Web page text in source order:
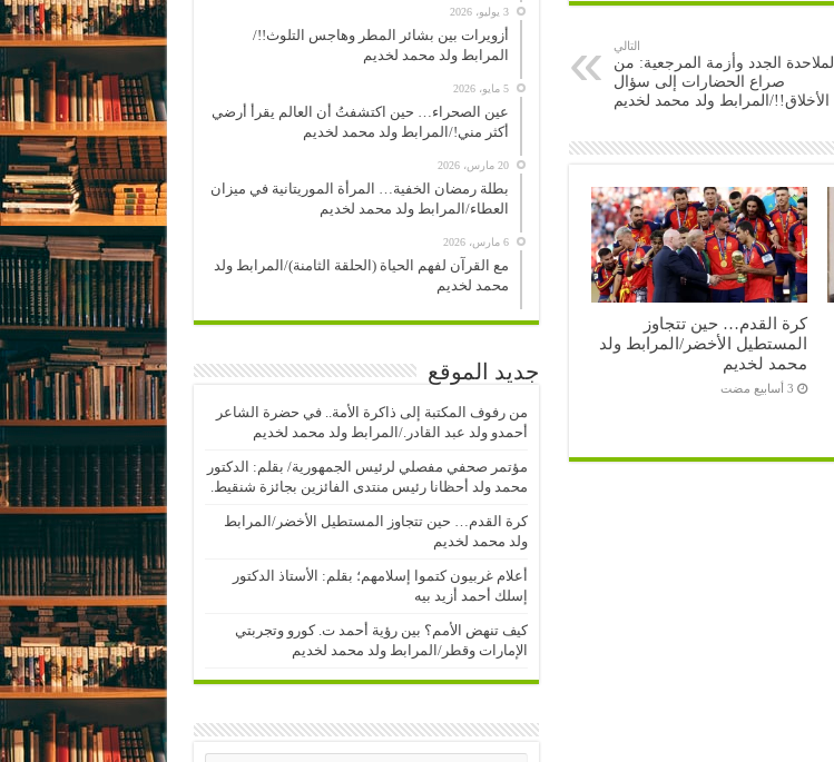
التالي
الملاحدة الجدد وأزمة المرجعية: من
صراع الحضارات إلى سؤال
الأخلاق!!/المرابط ولد محمد لخديم
كرة القدم… حين تتجاوز
المستطيل الأخضر/المرابط ولد
محمد لخديم
3 يوليو، 2026
أزويرات بين بشائر المطر وهاجس التلوث!!/
المرابط ولد محمد لخديم
5 مايو، 2026
عين الصحراء… حين اكتشفتُ أن العالم يقرأ أرضي
أكثر مني!/المرابط ولد محمد لخديم
20 مارس، 2026
بطلة رمضان الخفية… المرأة الموريتانية في ميزان
العطاء/المرابط ولد محمد لخديم
6 مارس، 2026
مع القرآن لفهم الحياة (الحلقة الثامنة)/المرابط ولد
محمد لخديم
جديد الموقع
من رفوف المكتبة إلى ذاكرة الأمة.. في حضرة الشاعر
أحمدو ولد عبد القادر./المرابط ولد محمد لخديم
مؤتمر صحفي مفصلي لرئيس الجمهورية/ بقلم: الدكتور
محمد ولد أحظانا رئيس منتدى الفائزين بجائزة شنقيط.
كرة القدم… حين تتجاوز المستطيل الأخضر/المرابط
ولد محمد لخديم
أعلام غربيون كتموا إسلامهم؛ بقلم: الأستاذ الدكتور
إسلك أحمد أزيد بيه
كيف تنهض الأمم؟ بين رؤية أحمد ت. كورو وتجربتي
الإمارات وقطر/المرابط ولد محمد لخديم